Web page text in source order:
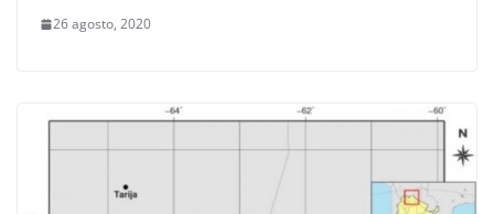
26 agosto, 2020